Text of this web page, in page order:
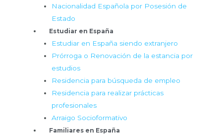
Nacionalidad Española por Posesión de
Estado
Estudiar en España
Estudiar en España siendo extranjero
Prórroga o Renovación de la estancia por
estudios
Residencia para búsqueda de empleo
Residencia para realizar prácticas
profesionales
Arraigo Socioformativo
Familiares en España